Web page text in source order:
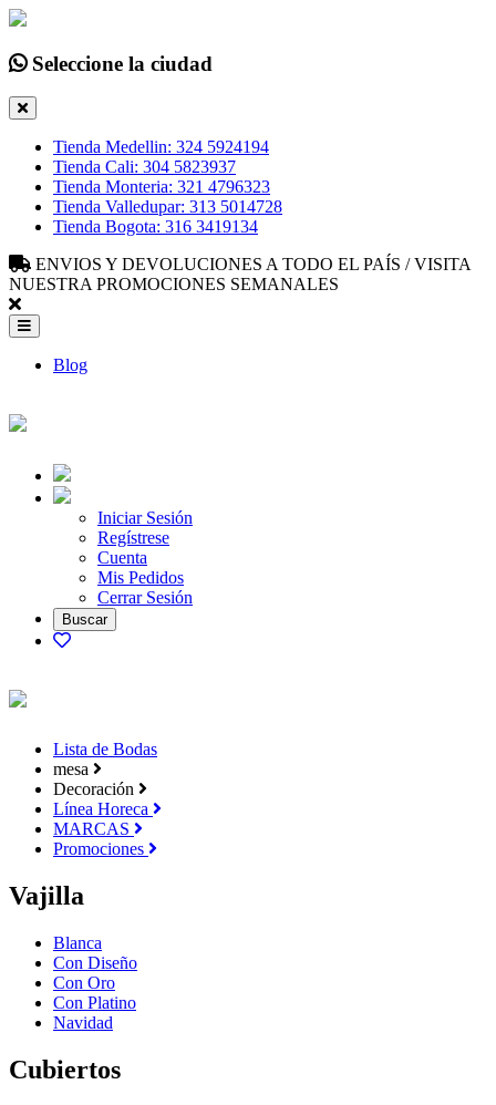
Seleccione la ciudad
Tienda Medellin: 324 5924194
Tienda Cali: 304 5823937
Tienda Monteria: 321 4796323
Tienda Valledupar: 313 5014728
Tienda Bogota: 316 3419134
ENVIOS Y DEVOLUCIONES A TODO EL PAÍS / VISITA
NUESTRA PROMOCIONES SEMANALES
Blog
Iniciar Sesión
Regístrese
Cuenta
Mis Pedidos
Cerrar Sesión
Lista de Bodas
mesa
Decoración
Línea Horeca
MARCAS
Promociones
Vajilla
Blanca
Con Diseño
Con Oro
Con Platino
Navidad
Cubiertos